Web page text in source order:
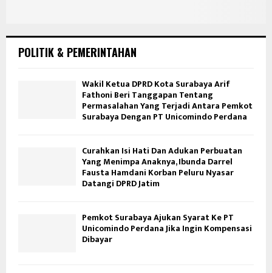
POLITIK & PEMERINTAHAN
Wakil Ketua DPRD Kota Surabaya Arif
Fathoni Beri Tanggapan Tentang
Permasalahan Yang Terjadi Antara Pemkot
Surabaya Dengan PT Unicomindo Perdana
Curahkan Isi Hati Dan Adukan Perbuatan
Yang Menimpa Anaknya, Ibunda Darrel
Fausta Hamdani Korban Peluru Nyasar
Datangi DPRD Jatim
Pemkot Surabaya Ajukan Syarat Ke PT
Unicomindo Perdana Jika Ingin Kompensasi
Dibayar